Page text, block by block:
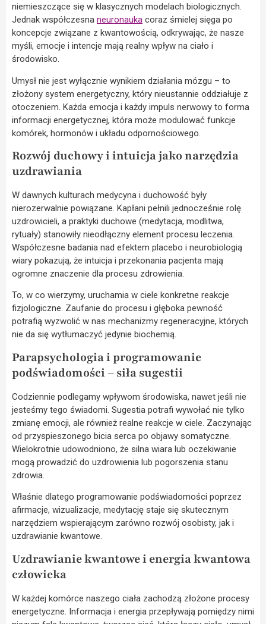
niemieszczące się w klasycznych modelach biologicznych.
Jednak współczesna neuronauka coraz śmielej sięga po
koncepcje związane z kwantowością, odkrywając, że nasze
myśli, emocje i intencje mają realny wpływ na ciało i
środowisko.
Umysł nie jest wyłącznie wynikiem działania mózgu – to
złożony system energetyczny, który nieustannie oddziałuje z
otoczeniem. Każda emocja i każdy impuls nerwowy to forma
informacji energetycznej, która może modulować funkcje
komórek, hormonów i układu odpornościowego.
Rozwój duchowy i intuicja jako narzędzia
uzdrawiania
W dawnych kulturach medycyna i duchowość były
nierozerwalnie powiązane. Kapłani pełnili jednocześnie rolę
uzdrowicieli, a praktyki duchowe (medytacja, modlitwa,
rytuały) stanowiły nieodłączny element procesu leczenia.
Współczesne badania nad efektem placebo i neurobiologią
wiary pokazują, że intuicja i przekonania pacjenta mają
ogromne znaczenie dla procesu zdrowienia.
To, w co wierzymy, uruchamia w ciele konkretne reakcje
fizjologiczne. Zaufanie do procesu i głęboka pewność
potrafią wyzwolić w nas mechanizmy regeneracyjne, których
nie da się wytłumaczyć jedynie biochemią.
Parapsychologia i programowanie
podświadomości – siła sugestii
Codziennie podlegamy wpływom środowiska, nawet jeśli nie
jesteśmy tego świadomi. Sugestia potrafi wywołać nie tylko
zmianę emocji, ale również realne reakcje w ciele. Zaczynając
od przyspieszonego bicia serca po objawy somatyczne.
Wielokrotnie udowodniono, że silna wiara lub oczekiwanie
mogą prowadzić do uzdrowienia lub pogorszenia stanu
zdrowia.
Właśnie dlatego programowanie podświadomości poprzez
afirmacje, wizualizacje, medytację staje się skutecznym
narzędziem wspierającym zarówno rozwój osobisty, jak i
uzdrawianie kwantowe.
Uzdrawianie kwantowe i energia kwantowa
człowieka
W każdej komórce naszego ciała zachodzą złożone procesy
energetyczne. Informacja i energia przepływają pomiędzy nimi